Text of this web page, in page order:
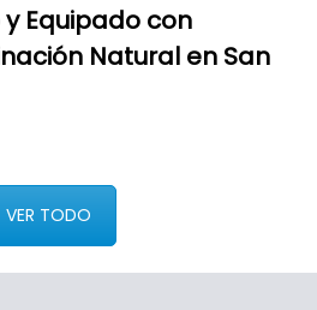
Equipado con
Natural en San
VER TODO